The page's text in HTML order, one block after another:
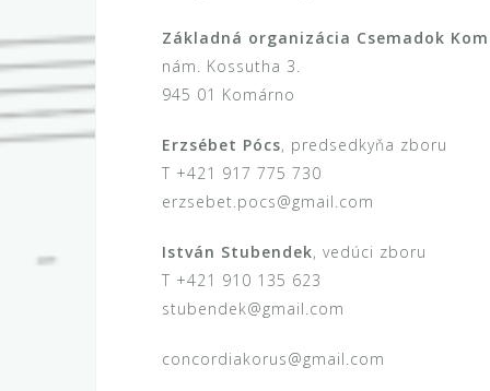
Základná organizácia Csemadok
nám. Kossutha 3.
945 01 Komárno
Erzsébet Pócs, predsedkyňa zboru
T +421 917 775 730
erzsebet.pocs@gmail.com
István Stubendek, vedúci zboru
T +421 910 135 623
stubendek@gmail.com
concordiakorus@gmail.com